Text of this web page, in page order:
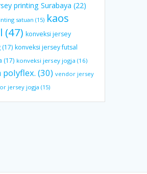
printing Surabaya (22)
satuan (15) kaos
(47) konveksi jersey
(17) konveksi jersey futsal
(17) konveksi jersey jogja (16)
polyflex. (30) vendor jersey
jersey jogja (15)